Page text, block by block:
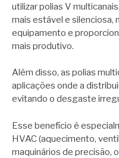
utilizar polias V
mais estável e silenciosa,
equipamento e
mais produtivo.
Além disso, as polias
aplicações onde a
evitando o desgaste
Esse benefício é
HVAC (aquecimento,
maquinários de precisão,